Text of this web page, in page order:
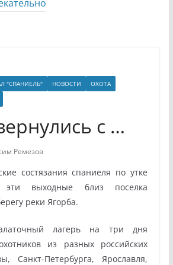
"СПАНИЕЛЬ" НОВОСТИ
ОХОТА
с …
Ремезов
состязания спаниеля по утке
эти выходные близ поселка
реки Ягорба.
лагерь на три дня
из разных российских
Санкт-Петербурга, Ярославля,